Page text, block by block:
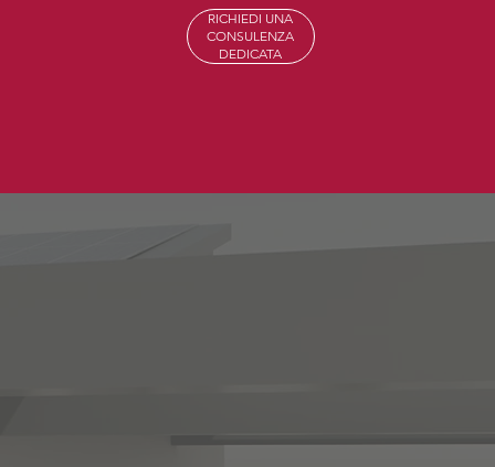
RICHIEDI UNA
CONSULENZA
DEDICATA